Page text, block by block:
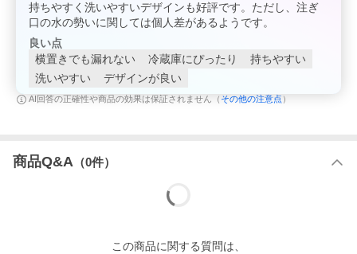
▲Check!▲
注目商品
持ちやすく洗いやすいデザインも好評です。ただし、注ぎ
口の水の勢いに関しては個人差があるようです。
良い点
横置きでも漏れない
冷蔵庫にぴったり
持ちやすい
洗いやすい
デザインが良い
AI回答の正確性や商品の効果は保証されません（ その他の注意点 ）
商品Q&A （0件）
この商品に関する質問は、